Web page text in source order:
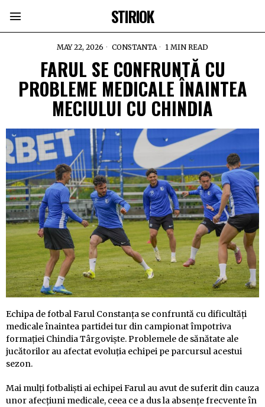
STIRIOK
MAY 22, 2026 CONSTANTA 1 MIN READ
FARUL SE CONFRUNTĂ CU
PROBLEME MEDICALE ÎNAINTEA
MECIULUI CU CHINDIA
Echipa de fotbal Farul Constanța se confruntă cu dificultăți
medicale înaintea partidei tur din campionat împotriva
formației Chindia Târgoviște. Problemele de sănătate ale
jucătorilor au afectat evoluția echipei pe parcursul acestui
sezon.
Mai mulți fotbaliști ai echipei Farul au avut de suferit din cauza
unor afecțiuni medicale, ceea ce a dus la absențe frecvente în